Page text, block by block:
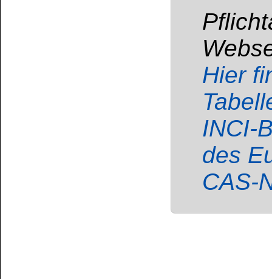
erheblicher
Stunden der
(Polizei) zu
geeignete
solche
sind dazu
und Kunden
Lieferkette)
* Nach
begründete Verdacht